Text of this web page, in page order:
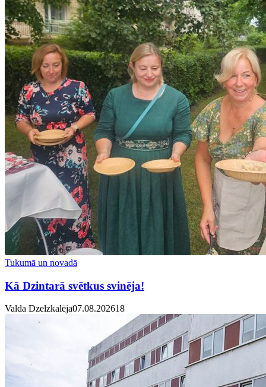
Tukumā un novadā
Kā Dzintarā svētkus svinēja!
Valda Dzelzkalēja07.08.202618